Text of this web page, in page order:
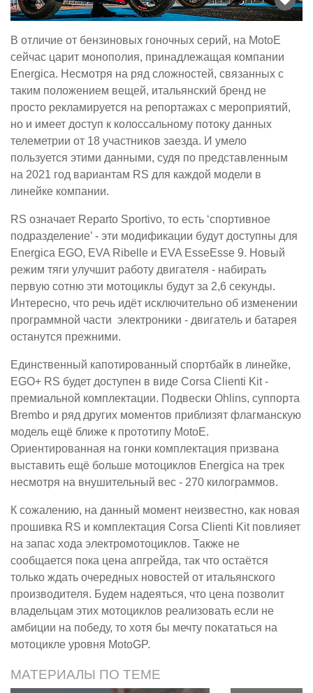
В отличие от бензиновых гоночных серий, на MotoE
сейчас царит монополия, принадлежащая компании
Energica. Несмотря на ряд сложностей, связанных с
таким положением вещей, итальянский бренд не
просто рекламируется на репортажах с мероприятий,
но и имеет доступ к колоссальному потоку данных
телеметрии от 18 участников заезда. И умело
пользуется этими данными, судя по представленным
на 2021 год вариантам RS для каждой модели в
линейке компании.
RS означает Reparto Sportivo, то есть ‘спортивное
подразделение’ - эти модификации будут доступны для
Energica EGO, EVA Ribelle и EVA EsseEsse 9. Новый
режим тяги улучшит работу двигателя - набирать
первую сотню эти мотоциклы будут за 2,6 секунды.
Интересно, что речь идёт исключительно об изменении
программной части электроники - двигатель и батарея
останутся прежними.
Единственный капотированный спортбайк в линейке,
EGO+ RS будет доступен в виде Corsa Clienti Kit -
премиальной комплектации. Подвески Ohlins, суппорта
Brembo и ряд других моментов приблизят флагманскую
модель ещё ближе к прототипу MotoE.
Ориентированная на гонки комплектация призвана
выставить ещё больше мотоциклов Energica на трек
несмотря на внушительный вес - 270 килограммов.
К сожалению, на данный момент неизвестно, как новая
прошивка RS и комплектация Corsa Clienti Kit повлияет
на запас хода электромотоциклов. Также не
сообщается пока цена апгрейда, так что остаётся
только ждать очередных новостей от итальянского
производителя. Будем надеяться, что цена позволит
владельцам этих мотоциклов реализовать если не
амбиции на победу, то хотя бы мечту покататься на
мотоцикле уровня MotoGP.
МАТЕРИАЛЫ ПО ТЕМЕ